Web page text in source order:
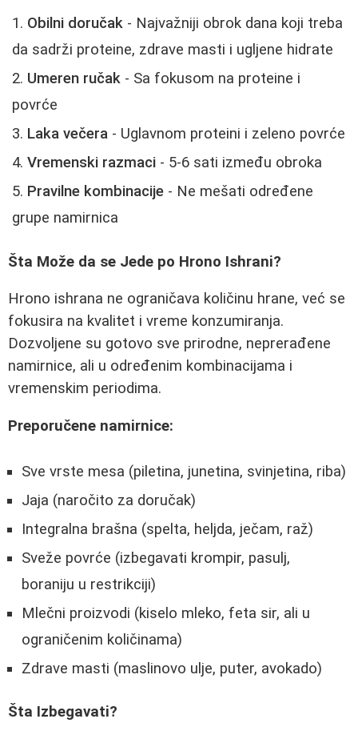
Obilni doručak - Najvažniji obrok dana koji treba
da sadrži proteine, zdrave masti i ugljene hidrate
Umeren ručak - Sa fokusom na proteine i
povrće
Laka večera - Uglavnom proteini i zeleno povrće
Vremenski razmaci - 5-6 sati između obroka
Pravilne kombinacije - Ne mešati određene
grupe namirnica
Šta Može da se Jede po Hrono Ishrani?
Hrono ishrana ne ograničava količinu hrane, već se
fokusira na kvalitet i vreme konzumiranja.
Dozvoljene su gotovo sve prirodne, neprerađene
namirnice, ali u određenim kombinacijama i
vremenskim periodima.
Preporučene namirnice:
Sve vrste mesa (piletina, junetina, svinjetina, riba)
Jaja (naročito za doručak)
Integralna brašna (spelta, heljda, ječam, raž)
Sveže povrće (izbegavati krompir, pasulj,
boraniju u restrikciji)
Mlečni proizvodi (kiselo mleko, feta sir, ali u
ograničenim količinama)
Zdrave masti (maslinovo ulje, puter, avokado)
Šta Izbegavati?